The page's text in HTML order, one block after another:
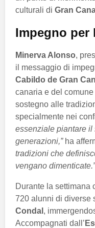
culturali di Gran
Impegno per
Minerva Alonso,
il messaggio di
Cabildo de Gran
canaria e del comune
sostegno alle
specialmente nei
essenziale piantare il
generazioni,”ha
tradizioni che
vengano dimenticate.”
Durante la settimana
720 alunni di diverse
Condal ,
Accompagnati dall’